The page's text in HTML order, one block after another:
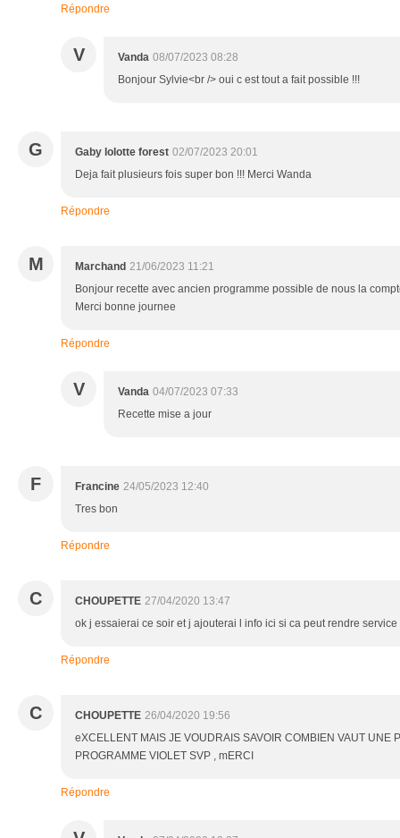
Répondre
V Vanda 08/07/2023 08:28
Bonjour Sylvie<br /> oui c est tout a fait possible !!!
G Gaby lolotte forest 02/07/2023 20:01
Deja fait plusieurs fois super bon !!! Merci Wanda
Répondre
M Marchand 21/06/2023 11:21
Bonjour recette avec ancien programme possible de nous la
Merci bonne journee
Répondre
V Vanda 04/07/2023 07:33
Recette mise a jour
F Francine 24/05/2023 12:40
Tres bon
Répondre
C CHOUPETTE 27/04/2020 13:47
ok j essaierai ce soir et j ajouterai l info ici si ca peut rendre
Répondre
C CHOUPETTE 26/04/2020 19:56
eXCELLENT MAIS JE VOUDRAIS SAVOIR COMBIEN VAUT UNE
PROGRAMME VIOLET SVP , mERCI
Répondre